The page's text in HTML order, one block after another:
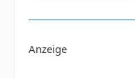
Anzeige